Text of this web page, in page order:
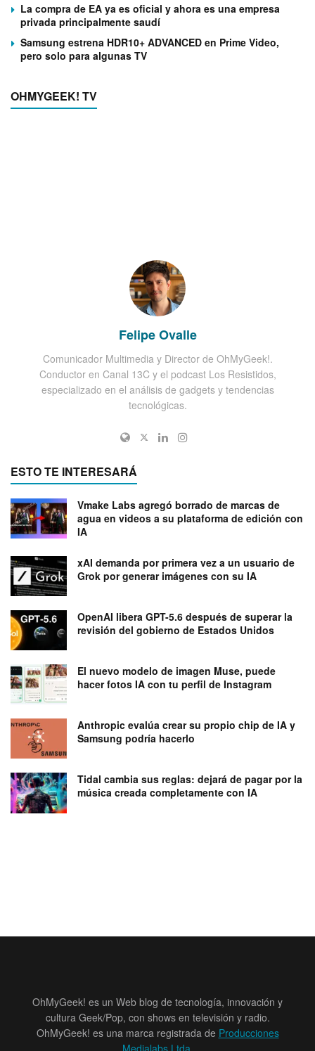
La compra de EA ya es oficial y ahora es una empresa
privada principalmente saudí
Samsung estrena HDR10+ ADVANCED en Prime Video,
pero solo para algunas TV
OHMYGEEK! TV
Felipe Ovalle
Comunicador Multimedia y Director de OhMyGeek!.
Conductor en Canal 13C y el podcast Los Resistidos,
especializado en el análisis de gadgets y tendencias
tecnológicas.
ESTO TE INTERESARÁ
Vmake Labs agregó borrado de marcas de
agua en videos a su plataforma de edición con
IA
xAI demanda por primera vez a un usuario de
Grok por generar imágenes con su IA
OpenAI libera GPT-5.6 después de superar la
revisión del gobierno de Estados Unidos
El nuevo modelo de imagen Muse, puede
hacer fotos IA con tu perfil de Instagram
Anthropic evalúa crear su propio chip de IA y
Samsung podría hacerlo
Tidal cambia sus reglas: dejará de pagar por la
música creada completamente con IA
OhMyGeek! es un Web blog de tecnología, innovación y
cultura Geek/Pop, con shows en televisión y radio.
OhMyGeek! es una marca registrada de Producciones
Medialabs Ltda